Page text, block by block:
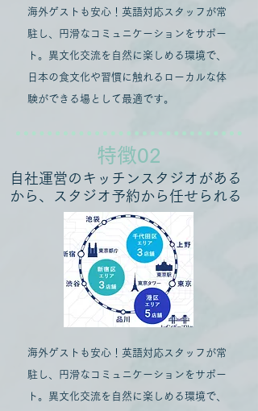
海外ゲストも安心！英語対応スタッフが常
駐し、円滑なコミュニケーションをサポー
ト。異文化交流を自然に楽しめる環境で、
日本の食文化や習慣に触れるローカルな体
験ができる場として最適です。
​特徴02
​自社運営のキッチンスタジオがある
から、スタジオ予約から任せられる
海外ゲストも安心！英語対応スタッフが常
駐し、円滑なコミュニケーションをサポー
ト。異文化交流を自然に楽しめる環境で、